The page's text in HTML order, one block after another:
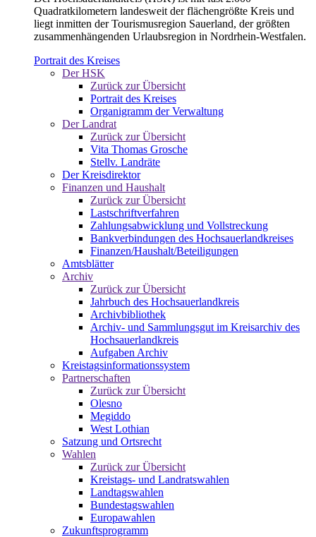
Quadratkilometern landesweit der flächengrößte Kreis und
liegt inmitten der Tourismusregion Sauerland, der größten
zusammenhängenden Urlaubsregion in Nordrhein-Westfalen.
Portrait des Kreises
Der HSK
Zurück zur Übersicht
Portrait des Kreises
Organigramm der Verwaltung
Der Landrat
Zurück zur Übersicht
Vita Thomas Grosche
Stellv. Landräte
Der Kreisdirektor
Finanzen und Haushalt
Zurück zur Übersicht
Lastschriftverfahren
Zahlungsabwicklung und Vollstreckung
Bankverbindungen des Hochsauerlandkreises
Finanzen/Haushalt/Beteiligungen
Amtsblätter
Archiv
Zurück zur Übersicht
Jahrbuch des Hochsauerlandkreis
Archivbibliothek
Archiv- und Sammlungsgut im Kreisarchiv des
Hochsauerlandkreis
Aufgaben Archiv
Kreistagsinformationssystem
Partnerschaften
Zurück zur Übersicht
Olesno
Megiddo
West Lothian
Satzung und Ortsrecht
Wahlen
Zurück zur Übersicht
Kreistags- und Landratswahlen
Landtagswahlen
Bundestagswahlen
Europawahlen
Zukunftsprogramm